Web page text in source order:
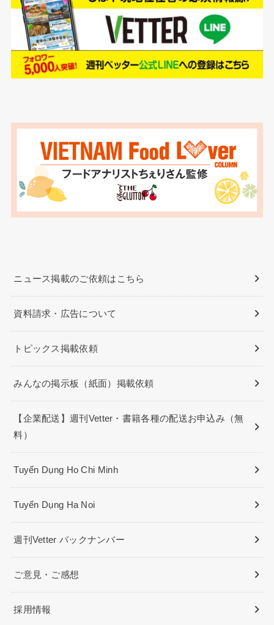
ニュース掲載のご依頼はこちら
資料請求・広告について
トピックス掲載依頼
みんなの掲示板（紙面）掲載依頼
【企業配送】週刊Vetter・書籍各種の配送お申込み（無
料）
Tuyển Dụng Ho Chi Minh
Tuyển Dụng Ha Noi
週刊Vetter バックナンバー
ご意見・ご感想
採用情報